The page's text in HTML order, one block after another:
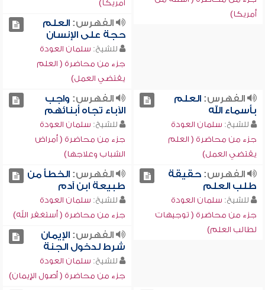
أمريكا)
أمريكا)
الفهرس:العلم
حجة على الإنسان
للشيخ: سلمان العودة
جزء من محاضرة ( العلم
يقتضي العمل)
الفهرس:العلم
بأسماء الله
للشيخ: سلمان العودة
جزء من محاضرة ( العلم
يقتضي العمل)
الفهرس: واجب
الآباء تجاه أبنائهم
للشيخ: سلمان العودة
جزء من محاضرة ( أمراض
الشباب وعلاجها)
الفهرس:حقيقة
طلب العلم
للشيخ: سلمان العودة
جزء من محاضرة ( توجيهات
لطالب العلم)
الفهرس:الخطأ من
طبيعة ابن آدم
للشيخ: سلمان العودة
جزء من محاضرة ( أستغفر الله)
الفهرس:الإيمان
شرط لدخول الجنة
للشيخ: سلمان العودة
جزء من محاضرة ( أصول الإيمان)